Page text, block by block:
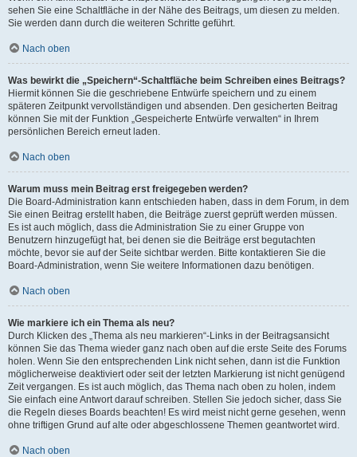
sehen Sie eine Schaltfläche in der Nähe des Beitrags, um diesen zu melden.
Sie werden dann durch die weiteren Schritte geführt.
Nach oben
Was bewirkt die „Speichern“-Schaltfläche beim Schreiben eines Beitrags?
Hiermit können Sie die geschriebene Entwürfe speichern und zu einem
späteren Zeitpunkt vervollständigen und absenden. Den gesicherten Beitrag
können Sie mit der Funktion „Gespeicherte Entwürfe verwalten“ in Ihrem
persönlichen Bereich erneut laden.
Nach oben
Warum muss mein Beitrag erst freigegeben werden?
Die Board-Administration kann entschieden haben, dass in dem Forum, in dem
Sie einen Beitrag erstellt haben, die Beiträge zuerst geprüft werden müssen.
Es ist auch möglich, dass die Administration Sie zu einer Gruppe von
Benutzern hinzugefügt hat, bei denen sie die Beiträge erst begutachten
möchte, bevor sie auf der Seite sichtbar werden. Bitte kontaktieren Sie die
Board-Administration, wenn Sie weitere Informationen dazu benötigen.
Nach oben
Wie markiere ich ein Thema als neu?
Durch Klicken des „Thema als neu markieren“-Links in der Beitragsansicht
können Sie das Thema wieder ganz nach oben auf die erste Seite des Forums
holen. Wenn Sie den entsprechenden Link nicht sehen, dann ist die Funktion
möglicherweise deaktiviert oder seit der letzten Markierung ist nicht genügend
Zeit vergangen. Es ist auch möglich, das Thema nach oben zu holen, indem
Sie einfach eine Antwort darauf schreiben. Stellen Sie jedoch sicher, dass Sie
die Regeln dieses Boards beachten! Es wird meist nicht gerne gesehen, wenn
ohne triftigen Grund auf alte oder abgeschlossene Themen geantwortet wird.
Nach oben